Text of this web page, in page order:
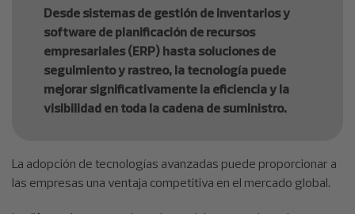
Desde sistemas de gestión de inventarios y
software de planificación de recursos
empresariales (ERP) hasta soluciones de
seguimiento y rastreo, la tecnología puede
mejorar significativamente la eficiencia y la
visibilidad en toda la cadena de suministro.
La adopción de tecnologías avanzadas puede proporcionar a
las empresas una ventaja competitiva en el mercado global.